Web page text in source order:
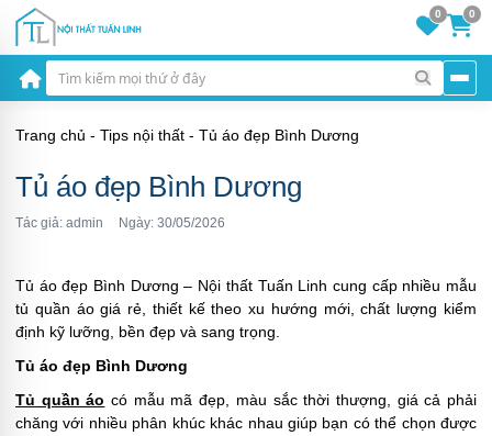
0 0
Trang chủ - Tips nội thất - Tủ áo đẹp Bình Dương
Tủ áo đẹp Bình Dương
Tác giả: admin Ngày: 30/05/2026
Tủ áo đẹp Bình Dương – Nội thất Tuấn Linh cung cấp nhiều mẫu
tủ quần áo giá rẻ, thiết kế theo xu hướng mới, chất lượng kiểm
định kỹ lưỡng, bền đẹp và sang trọng.
Tủ áo đẹp Bình Dương
Tủ quần áo có mẫu mã đẹp, màu sắc thời thượng, giá cả phải
chăng với nhiều phân khúc khác nhau giúp bạn có thể chọn được